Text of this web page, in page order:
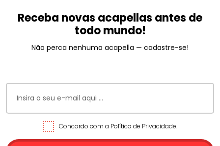
Receba novas acapellas antes de
todo mundo!
Não perca nenhuma acapella — cadastre-se!
Concordo com a Política de Privacidade.